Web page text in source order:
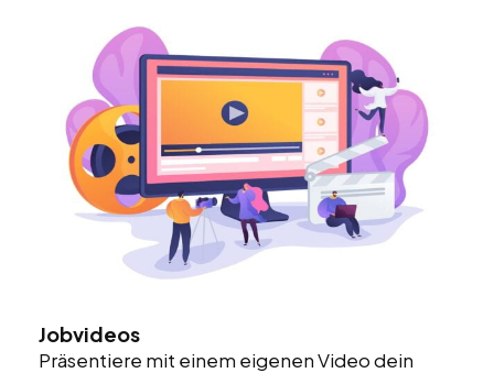
Jobvideos
Präsentiere mit einem eigenen Video dein